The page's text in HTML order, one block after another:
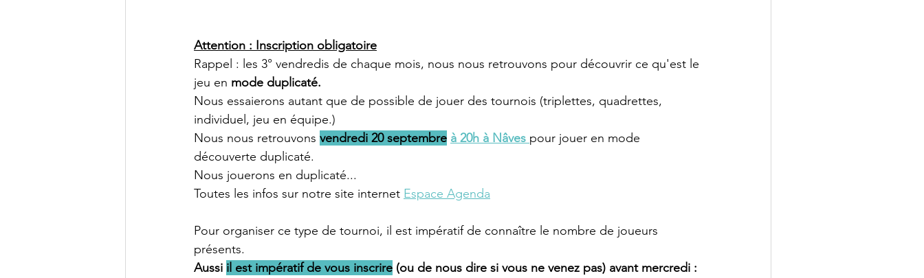
Attention : Inscription obligatoire
Rappel : les 3° vendredis de chaque mois, nous nous retrouvons pour découvrir ce qu'est le
jeu en mode duplicaté.
Nous essaierons autant que de possible de jouer des tournois (triplettes, quadrettes,
individuel, jeu en équipe.)
Nous nous retrouvons vendredi 20 septembre à 20h à Nâves pour jouer en mode
découverte duplicaté.
Nous jouerons en duplicaté...
Toutes les infos sur notre site internet Espace Agenda
Pour organiser ce type de tournoi, il est impératif de connaître le nombre de joueurs
présents.
Aussi il est impératif de vous inscrire (ou de nous dire si vous ne venez pas) avant mercredi :